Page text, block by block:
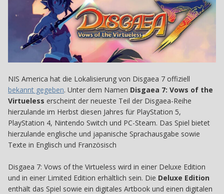
NIS America hat die Lokalisierung von Disgaea 7 offiziell
bekannt gegeben. Unter dem Namen Disgaea 7: Vows of the
Virtueless erscheint der neueste Teil der Disgaea-Reihe
hierzulande im Herbst diesen Jahres für PlayStation 5,
PlayStation 4, Nintendo Switch und PC-Steam. Das Spiel bietet
hierzulande englische und japanische Sprachausgabe sowie
Texte in Englisch und Französisch
Disgaea 7: Vows of the Virtueless wird in einer Deluxe Edition
und in einer Limited Edition erhältlich sein. Die Deluxe Edition
enthält das Spiel sowie ein digitales Artbook und einen digitalen